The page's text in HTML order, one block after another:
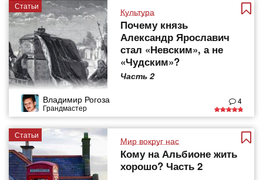
Статьи
Культура
Почему князь
Александр Ярославич
стал «Невским», а не
«Чудским»?
Часть 2
Владимир Рогоза
Грандмастер
4
Статьи
Мир вокруг нас
Кому на Альбионе жить
хорошо? Часть 2